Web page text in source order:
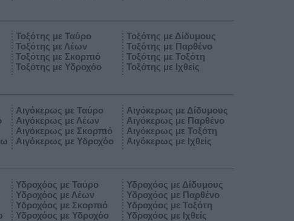
Τοξότης με Ταύρο
Τοξότης με Λέων
Τοξότης με Σκορπιό
Τοξότης με Υδροχόο
Τοξότης με Δίδυμους
Τοξότης με Παρθένο
Τοξότης με Τοξότη
Τοξότης με Ιχθείς
Αιγόκερως με Ταύρο
Αιγόκερως με Λέων
Αιγόκερως με Σκορπιό
Αιγόκερως με Υδροχόο
Αιγόκερως με Δίδυμους
Αιγόκερως με Παρθένο
Αιγόκερως με Τοξότη
Αιγόκερως με Ιχθείς
Υδροχόος με Ταύρο
Υδροχόος με Λέων
Υδροχόος με Σκορπιό
Υδροχόος με Υδροχόο
Υδροχόος με Δίδυμους
Υδροχόος με Παρθένο
Υδροχόος με Τοξότη
Υδροχόος με Ιχθείς